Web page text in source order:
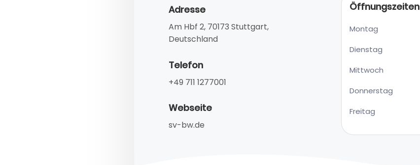
Adresse
Am Hbf 2, 70173 Stuttgart,
Deutschland
Telefon
+49 711 1277001
Webseite
sv-bw.de
Öffnungszeiten
Montag
Dienstag
Mittwoch
Donnerstag
Freitag